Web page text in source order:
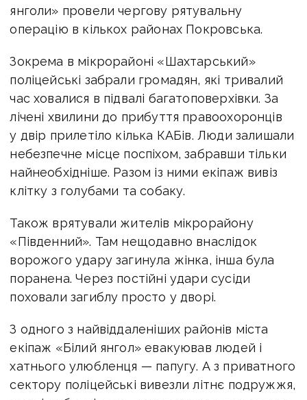
янголи» провели чергову рятувальну
операцію в кількох районах Покровська.
Зокрема в мікрорайоні «Шахтарський»
поліцейські забрали громадян, які тривалий
час ховалися в підвалі багатоповерхівки. За
лічені хвилини до прибуття правоохоронців
у двір прилетіло кілька КАБів. Люди залишали
небезпечне місце поспіхом, забравши тільки
найнеобхідніше. Разом із ними екіпаж вивіз
клітку з голубами та собаку.
Також врятували жителів мікрорайону
«Південний». Там нещодавно внаслідок
ворожого удару загинула жінка, інша була
поранена. Через постійні удари сусіди
поховали загиблу просто у дворі.
З одного з найвіддаленіших районів міста
екіпаж «Білий янгол» евакуював людей і
хатнього улюбленця — папугу. А з приватного
сектору поліцейські вивезли літнє подружжя,